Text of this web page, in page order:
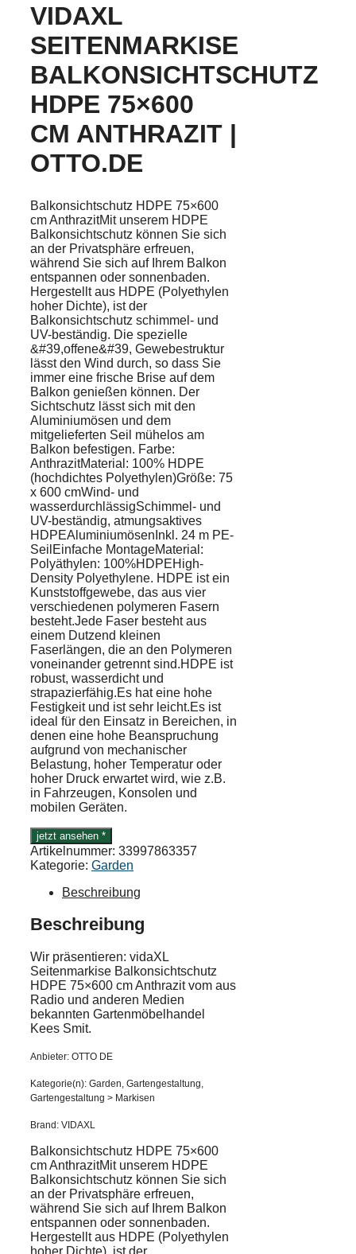
VIDAXL
SEITENMARKISE
BALKONSICHTSCHUTZ
HDPE 75×600
CM ANTHRAZIT |
OTTO.DE
Balkonsichtschutz HDPE 75×600
cm AnthrazitMit unserem HDPE
Balkonsichtschutz können Sie sich
an der Privatsphäre erfreuen,
während Sie sich auf Ihrem Balkon
entspannen oder sonnenbaden.
Hergestellt aus HDPE (Polyethylen
hoher Dichte), ist der
Balkonsichtschutz schimmel- und
UV-beständig. Die spezielle
&#39,offene&#39, Gewebestruktur
lässt den Wind durch, so dass Sie
immer eine frische Brise auf dem
Balkon genießen können. Der
Sichtschutz lässt sich mit den
Aluminiumösen und dem
mitgelieferten Seil mühelos am
Balkon befestigen. Farbe:
AnthrazitMaterial: 100% HDPE
(hochdichtes Polyethylen)Größe: 75
x 600 cmWind- und
wasserdurchlässigSchimmel- und
UV-beständig, atmungsaktives
HDPEAluminiumösenInkl. 24 m PE-
SeilEinfache MontageMaterial:
Polyäthylen: 100%HDPEHigh-
Density Polyethylene. HDPE ist ein
Kunststoffgewebe, das aus vier
verschiedenen polymeren Fasern
besteht.Jede Faser besteht aus
einem Dutzend kleinen
Faserlängen, die an den Polymeren
voneinander getrennt sind.HDPE ist
robust, wasserdicht und
strapazierfähig.Es hat eine hohe
Festigkeit und ist sehr leicht.Es ist
ideal für den Einsatz in Bereichen, in
denen eine hohe Beanspruchung
aufgrund von mechanischer
Belastung, hoher Temperatur oder
hoher Druck erwartet wird, wie z.B.
in Fahrzeugen, Konsolen und
mobilen Geräten.
jetzt ansehen *
Artikelnummer: 33997863357
Kategorie: Garden
Beschreibung
Beschreibung
Wir präsentieren: vidaXL
Seitenmarkise Balkonsichtschutz
HDPE 75×600 cm Anthrazit vom aus
Radio und anderen Medien
bekannten Gartenmöbelhandel
Kees Smit.
Anbieter: OTTO DE
Kategorie(n): Garden, Gartengestaltung,
Gartengestaltung > Markisen
Brand: VIDAXL
Balkonsichtschutz HDPE 75×600
cm AnthrazitMit unserem HDPE
Balkonsichtschutz können Sie sich
an der Privatsphäre erfreuen,
während Sie sich auf Ihrem Balkon
entspannen oder sonnenbaden.
Hergestellt aus HDPE (Polyethylen
hoher Dichte), ist der